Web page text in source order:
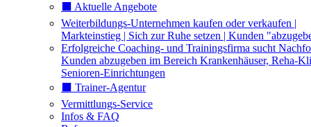
⬛️ Aktuelle Angebote
Weiterbildungs-Unternehmen kaufen oder verkaufen |
Markteinstieg | Sich zur Ruhe setzen | Kunden
Erfolgreiche Coaching- und Trainingsfirma sucht
Kunden abzugeben im Bereich Krankenhäuser, Reha-
Senioren-Einrichtungen
⬛️ Trainer-Agentur
Vermittlungs-Service
Infos & FAQ